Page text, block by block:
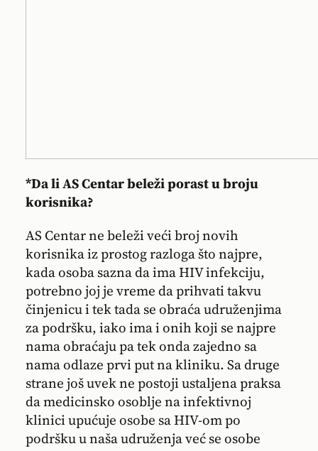
*Da li AS Centar beleži porast u broju
korisnika?
AS Centar ne beleži veći broj novih
korisnika iz prostog razloga što najpre,
kada osoba sazna da ima HIV infekciju,
potrebno joj je vreme da prihvati takvu
činjenicu i tek tada se obraća udruženjima
za podršku, iako ima i onih koji se najpre
nama obraćaju pa tek onda zajedno sa
nama odlaze prvi put na kliniku. Sa druge
strane još uvek ne postoji ustaljena praksa
da medicinsko osoblje na infektivnoj
klinici upućuje osobe sa HIV-om po
podršku u naša udruženja već se osobe